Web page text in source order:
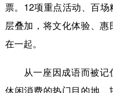
票。12项重点活动、百
层叠加，将文化体验、
在一起。
从一座因成语而被记
休闲消费的热门目的地